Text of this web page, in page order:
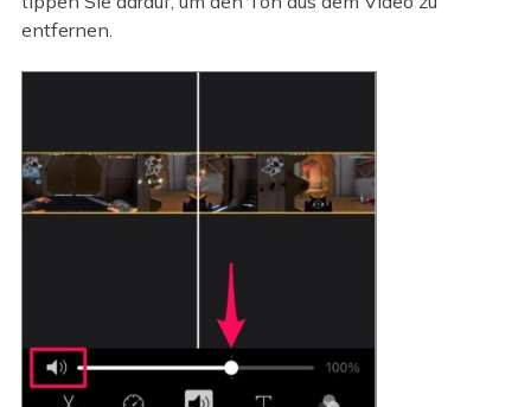
entfernen.